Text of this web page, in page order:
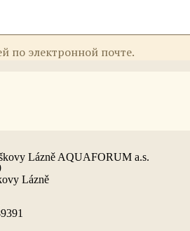
по электронной почте.
Lázně AQUAFORUM a.s.
Lázně